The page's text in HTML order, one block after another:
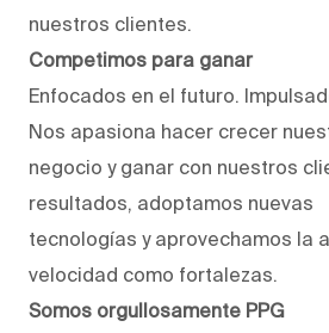
nuestros clientes.
Competimos para ganar
Enfocados en el futuro.
Nos apasiona hacer crecer
negocio y ganar con nuestros
resultados, adoptamos nuevas
tecnologías y aprovechamos la
velocidad como fortalezas.
Somos orgullosamente PPG